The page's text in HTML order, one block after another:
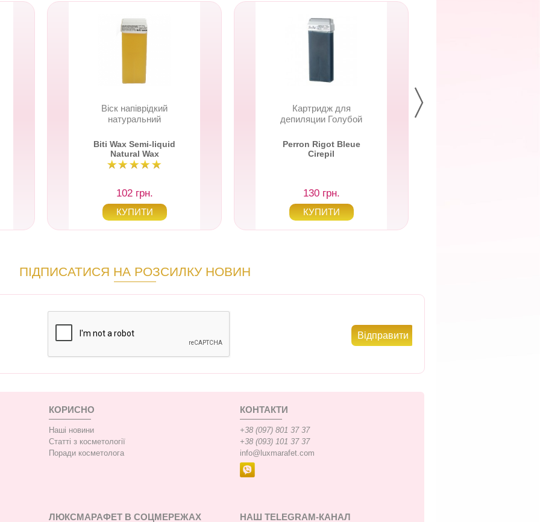
Віск напіврідкий
натуральний
Biti Wax Semi-liquid
Natural Wax
102 грн.
Картридж для
депиляции Голубой
Perron Rigot Bleue
Cirepil
130 грн.
ПІДПИСАТИСЯ НА РОЗСИЛКУ НОВИН
КОРИСНО
Наші новини
Статті з косметології
Поради косметолога
КОНТАКТИ
+38 (097) 801 37 37
+38 (093) 101 37 37
info@luxmarafet.com
ЛЮКСМАРАФЕТ В СОЦМЕРЕЖАХ НАШ TELEGRAM-КАНАЛ